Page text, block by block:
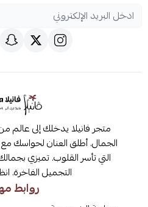
متجر فانيلا يدخلك إلى عالم
الجمال. أطلق العنان لحواسك
التي تأسر القلوب. تميزي
التجميل الفاخرة.
روابط